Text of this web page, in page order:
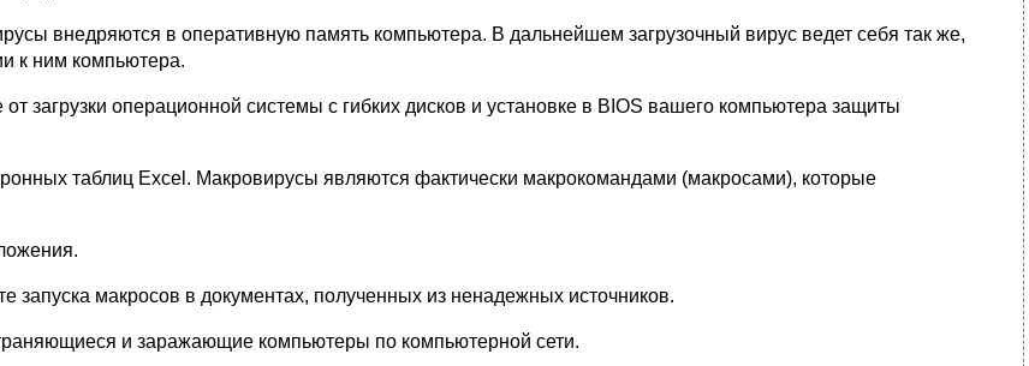
внедряются в оперативную память компьютера. В дальнейшем загрузочный вирус ведет себя так же,
к ним компьютера.
загрузки операционной системы с гибких дисков и установке в BIOS вашего компьютера защиты
таблиц Excel. Макровирусы являются фактически макрокомандами (макросами), которые
запуска макросов в документах, полученных из ненадежных источников.
и заражающие компьютеры по компьютерной сети.